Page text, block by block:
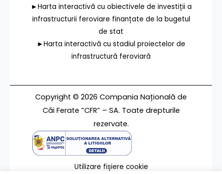
►Harta interactivă cu obiectivele de investiții a
infrastructurii feroviare finanțate de la bugetul
de stat
►Harta interactivă cu stadiul proiectelor de
infrastructură feroviară
Copyright © 2026 Compania Națională de
Căi Ferate ”CFR” – SA. Toate drepturile
rezervate.
Utilizare fișiere cookie